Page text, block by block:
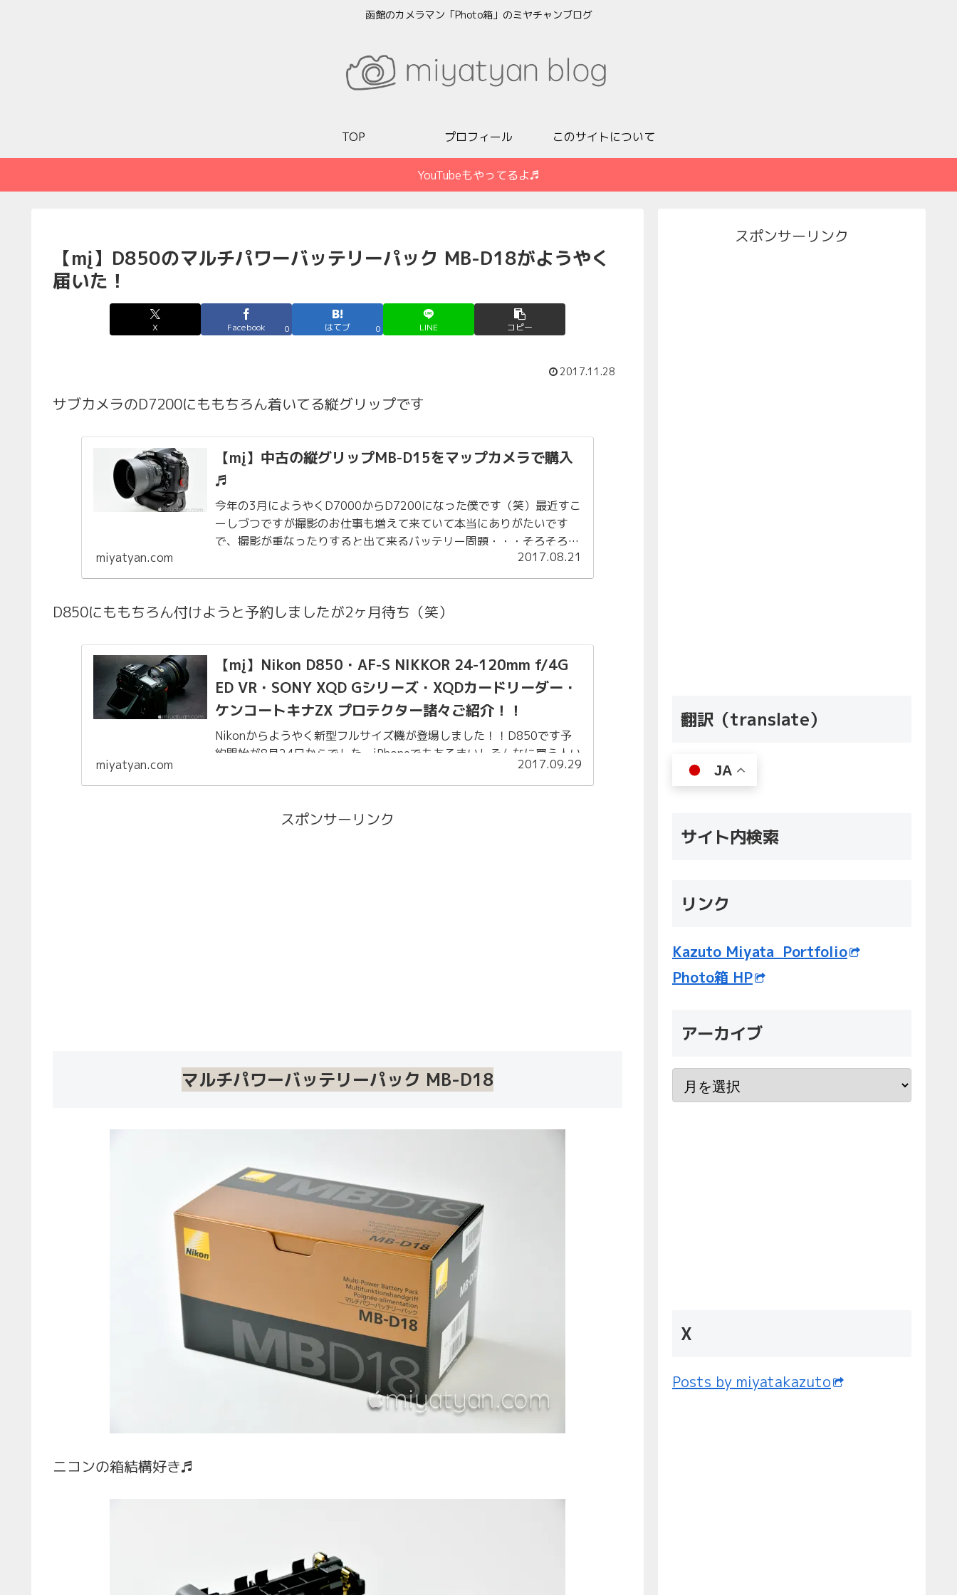
函館のカメラマン「Photo箱」のミヤチャンブログ
TOP プロフィール このサイトについて
YouTubeもやってるよ♬
【mį】D850のマルチパワーバッテリーパック MB-D18がようやく
届いた！
X Facebook 0 はてブ 0 LINE コピー
2017.11.28
サブカメラのD7200にももちろん着いてる縦グリップです
【mį】中古の縦グリップMB-D15をマップカメラで購入
♬
今年の3月にようやくD7000からD7200になった僕です（笑）最近すこ
ーしづつですが撮影のお仕事も増えて来ていて本当にありがたいです
で、撮影が重なったりすると出て来るバッテリー問題・・・そろそろ縦
miyatyan.com 2017.08.21
D850にももちろん付けようと予約しましたが2ヶ月待ち（笑）
【mį】Nikon D850・AF-S NIKKOR 24-120mm f/4G
ED VR・SONY XQD Gシリーズ・XQDカードリーダー・
ケンコートキナZX プロテクター諸々ご紹介！！
Nikonからようやく新型フルサイズ機が登場しました！！D850です予
約開始が8月24日からでした。iPhoneでもあるまいしそんなに買う人い
る？？程度で考えて仲間にも話をしていたら、一応予約したら？？と言
われ2日遅れで予約これがこんな事態...
miyatyan.com 2017.09.29
スポンサーリンク
マルチパワーバッテリーパック MB-D18
ニコンの箱結構好き♬
スポンサーリンク
翻訳（translate）
JA
サイト内検索
リンク
Kazuto Miyata Portfolio
Photo箱 HP
アーカイブ
X
Posts by miyatakazuto